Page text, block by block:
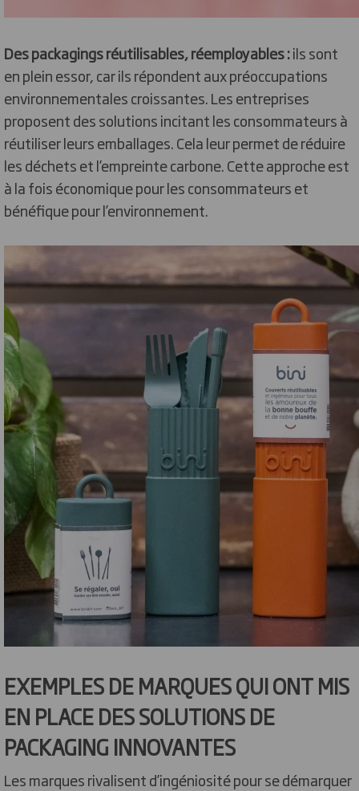
Des packagings réutilisables, réemployables :ils sont
en plein essor, car ils répondent aux préoccupations
environnementales croissantes. Les entreprises
proposent des solutions incitant les consommateurs à
réutiliser leurs emballages. Cela leur permet de réduire
les déchets et l’empreinte carbone. Cette approche est
à la fois économique pour les consommateurs et
bénéfique pour l’environnement.
EXEMPLES DE MARQUES QUI ONT MIS
EN PLACE DES SOLUTIONS DE
PACKAGING INNOVANTES
Les marques rivalisent d’ingéniosité pour se démarquer